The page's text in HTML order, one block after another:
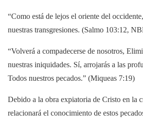
“Como está de lejos el oriente del
nuestras transgresiones. (Salmo 103:12,
“Volverá a compadecerse de nosotros,
nuestras iniquidades. Sí, arrojarás a las
Todos nuestros pecados.” (Miqueas 7:19)
Debido a la obra expiatoria de Cristo en la
relacionará el conocimiento de estos